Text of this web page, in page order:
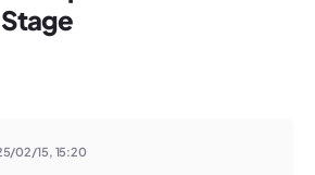
Stage
02/15, 15:20